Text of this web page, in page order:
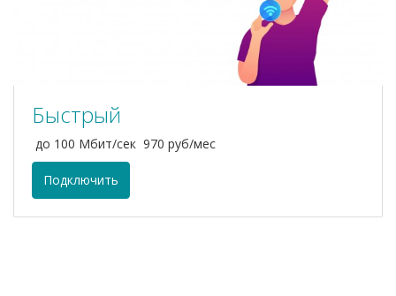
Быстрый
до 100 Мбит/сек 970 руб/мес
Подключить